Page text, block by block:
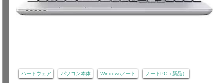
ハードウェア パソコン本体 Windowsノート ノートPC（新品）